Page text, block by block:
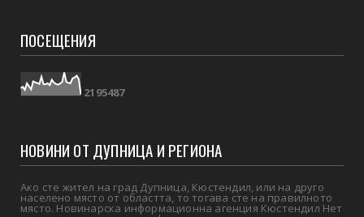
ПОСЕЩЕНИЯ
21 95487
НОВИНИ ОТ ДУПНИЦА И РЕГИОНА
Ако сте жител на град Дупница, Кюстендил, или на друго
населено място от областта, то тогава сте на правилното
място. Новинарска информационна агенция Кюстендил Нет